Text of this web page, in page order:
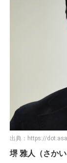
出典： https://
堺 雅人（さかい